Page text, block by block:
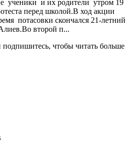
ученики и их родители утром 19
перед школой.В ход акции
потасовки скончался 21-летний
второй п...
чтобы читать больше